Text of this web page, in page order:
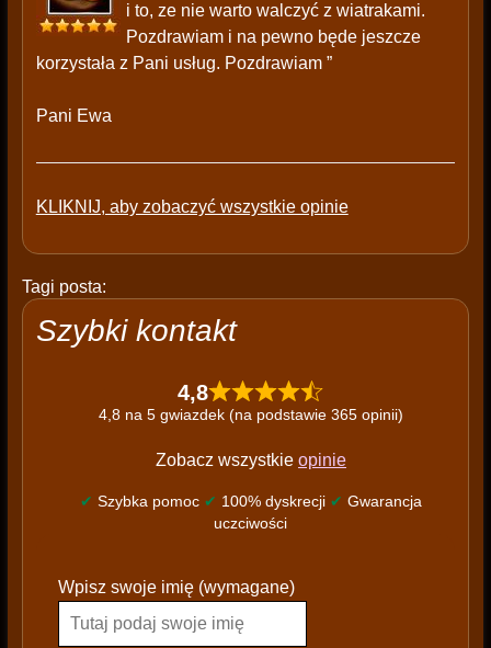
i to, ze nie warto walczyć z wiatrakami.
Pozdrawiam i na pewno będe jeszcze
korzystała z Pani usług. Pozdrawiam ”
Pani Ewa
KLIKNIJ, aby zobaczyć wszystkie opinie
Tagi posta:
Szybki kontakt
4,8
4,8 na 5 gwiazdek (na podstawie 365 opinii)
Zobacz wszystkie opinie
✔ Szybka pomoc ✔ 100% dyskrecji ✔ Gwarancja
uczciwości
l
Wpisz swoje imię (wymagane)